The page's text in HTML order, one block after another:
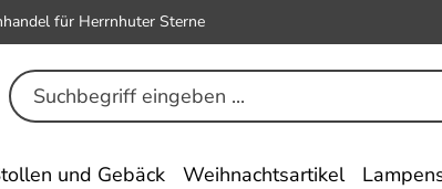
für Herrnhuter Sterne
und Gebäck Weihnachtsartikel